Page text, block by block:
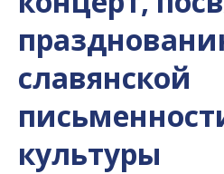
славянской
культуры